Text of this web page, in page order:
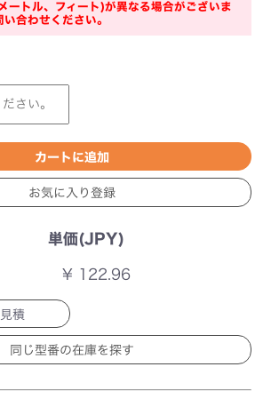
ートル、フィート)が異なる場合がございま
合わせください。
単価(JPY)
¥ 122.96
積